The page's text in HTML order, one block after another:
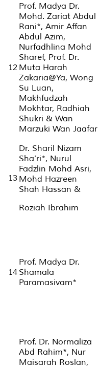
12
Prof. Madya Dr.
Mohd. Zariat Abdul
Rani*, Amir Affan
Abdul Azim,
Nurfadhlina Mohd
Sharef, Prof. Dr.
Muta Harah
Zakaria@Ya, Wong
Su Luan,
Makhfudzah
Mokhtar, Radhiah
Shukri & Wan
Marzuki Wan Jaafar
13
Dr. Sharil Nizam
Sha’ri*, Nurul
Fadzlin Mohd Asri,
Mohd Hazreen
Shah Hassan &
Roziah Ibrahim
14
Prof. Madya Dr.
Shamala
Paramasivam*
Prof. Dr. Normaliza
Abd Rahim*, Nur
Maisarah Roslan,